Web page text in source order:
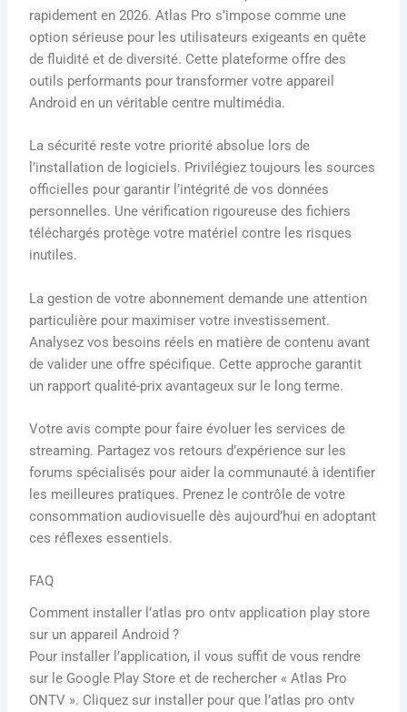
rapidement en 2026. Atlas Pro s’impose comme une
option sérieuse pour les utilisateurs exigeants en quête
de fluidité et de diversité. Cette plateforme offre des
outils performants pour transformer votre appareil
Android en un véritable centre multimédia.
La sécurité reste votre priorité absolue lors de
l’installation de logiciels. Privilégiez toujours les sources
officielles pour garantir l’intégrité de vos données
personnelles. Une vérification rigoureuse des fichiers
téléchargés protège votre matériel contre les risques
inutiles.
La gestion de votre abonnement demande une attention
particulière pour maximiser votre investissement.
Analysez vos besoins réels en matière de contenu avant
de valider une offre spécifique. Cette approche garantit
un rapport qualité-prix avantageux sur le long terme.
Votre avis compte pour faire évoluer les services de
streaming. Partagez vos retours d’expérience sur les
forums spécialisés pour aider la communauté à identifier
les meilleures pratiques. Prenez le contrôle de votre
consommation audiovisuelle dès aujourd’hui en adoptant
ces réflexes essentiels.
FAQ
Comment installer l’atlas pro ontv application play store
sur un appareil Android ?
Pour installer l’application, il vous suffit de vous rendre
sur le Google Play Store et de rechercher « Atlas Pro
ONTV ». Cliquez sur installer pour que l’atlas pro ontv